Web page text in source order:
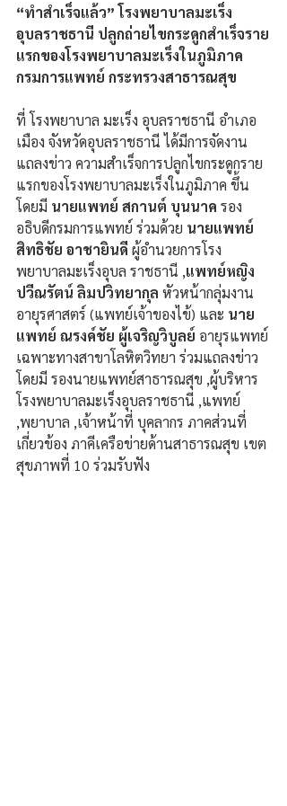
“ทำสำเร็จแล้ว” โรงพยาบาลมะเร็ง
อุบลราชธานี ปลูกถ่ายไขกระดูกสำเร็จราย
แรกของโรงพยาบาลมะเร็งในภูมิภาค
กรมการแพทย์ กระทรวงสาธารณสุข
ที่ โรงพยาบาล มะเร็ง อุบลราชธานี อำเภอ
เมือง จังหวัดอุบลราชธานี ได้มีการจัดงาน
แถลงข่าว ความสำเร็จการปลูกไขกระดูกราย
แรกของโรงพยาบาลมะเร็งในภูมิภาค ขึ้น
โดยมี นายแพทย์ สกานต์ บุนนาค รอง
อธิบดีกรมการแพทย์ ร่วมด้วย นายแพทย์
สิทธิชัย อาชายินดี ผู้อำนวยการโรง
พยาบาลมะเร็งอุบล ราชธานี ,แพทย์หญิง
ปวีณรัตน์ ลิมปวิทยากุล หัวหน้ากลุ่มงาน
อายุรศาสตร์ (แพทย์เจ้าของไข้) และ นาย
แพทย์ ณรงค์ชัย ผู้เจริญวิบูลย์ อายุรแพทย์
เฉพาะทางสาขาโลหิตวิทยา ร่วมแถลงข่าว
โดยมี รองนายแพทย์สาธารณสุข ,ผู้บริหาร
โรงพยาบาลมะเร็งอุบลราชธานี ,แพทย์
,พยาบาล ,เจ้าหน้าที่ บุคลากร ภาคส่วนที่
เกี่ยวข้อง ภาคีเครือข่ายด้านสาธารณสุข เขต
สุขภาพที่ 10 ร่วมรับฟัง